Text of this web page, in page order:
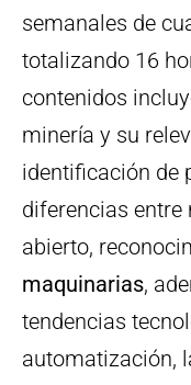
semanales de
totalizando 16
contenidos
minería y su
identificación de
diferencias entre
abierto,
maquinarias,
tendencias
automatización,